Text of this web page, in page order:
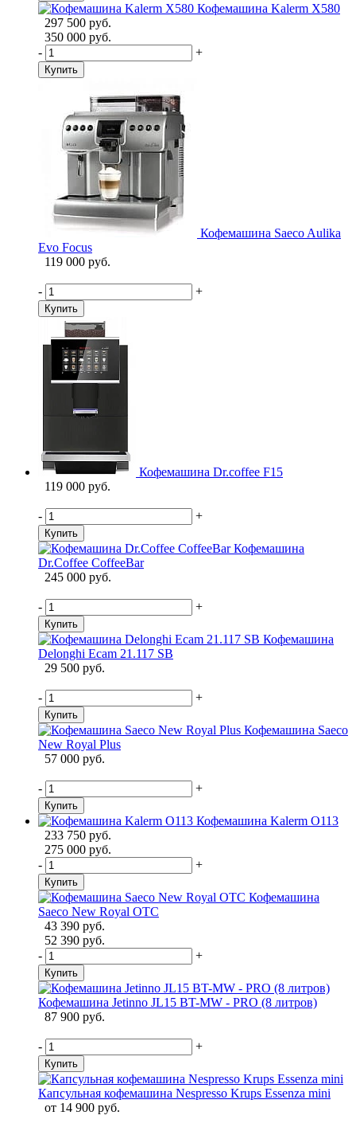
Кофемашина Kalerm X580
297 500 руб.
350 000 руб.
-
+
Купить
Кофемашина Saeco Aulika
Evo Focus
119 000 руб.
- +
Купить
Кофемашина Dr.coffee F15
119 000 руб.
- +
Купить
Кофемашина
Dr.Coffee CoffeeBar
245 000 руб.
- +
Купить
Кофемашина
Delonghi Ecam 21.117 SB
29 500 руб.
- +
Купить
Кофемашина Saeco
New Royal Plus
57 000 руб.
- +
Купить
Кофемашина Kalerm О113
233 750 руб.
275 000 руб.
-
+
Купить
Кофемашина
Saeco New Royal OTC
43 390 руб.
52 390 руб.
-
+
Купить
Кофемашина Jetinno JL15 ВT-MW - PRO (8 литров)
87 900 руб.
- +
Купить
Капсульная кофемашина Nespresso Krups Essenza mini
от 14 900 руб.